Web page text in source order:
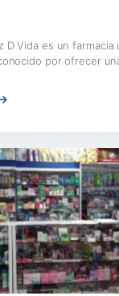
D Vida es un farmacia
por ofrecer